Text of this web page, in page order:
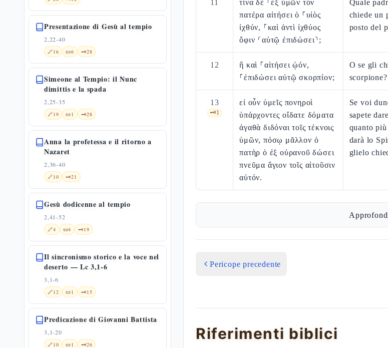
Presentazione di Gesù al tempio
2,22-40
🔗16 📜6 🗝️28
Simeone al Tempio: il Nunc
dimittis e la spada
2,25-35
🔗19 📜1 🗝️28
Anna la profetessa e il ritorno a
Nazaret
2,36-40
🔗10 🗝️21
Gesù dodicenne al tempio
2,41-52
🔗4 📜4 🗝️19
Il sincronismo storico e la voce nel
deserto — Lc 3,1-6
3,1-6
🔗12 📜1 🗝️15
Predicazione di Giovanni Battista
3,1-20
🔗10 📜1 🗝️26
11
τίνα δὲ ⸀ἐξ ὑμῶν τὸν
πατέρα αἰτήσει ὁ ⸀υἱὸς
ἰχθύν, ⸀καὶ ἀντὶ ἰχθύος
ὄφιν ⸂αὐτῷ ἐπιδώσει⸃;
Quale
chiede un
posto del
12
ἢ καὶ ⸀αἰτήσει ᾠόν,
⸀ἐπιδώσει αὐτῷ σκορπίον;
O se gli
scorpione?
13
🗝️1
εἰ οὖν ὑμεῖς πονηροὶ
ὑπάρχοντες οἴδατε δόματα
ἀγαθὰ διδόναι τοῖς τέκνοις
ὑμῶν, πόσῳ μᾶλλον ὁ
πατὴρ ὁ ἐξ οὐρανοῦ δώσει
πνεῦμα ἅγιον τοῖς αἰτοῦσιν
αὐτόν.
Se voi
sapete
quanto
darà lo
glielo
Pericope precedente
Riferimenti biblici